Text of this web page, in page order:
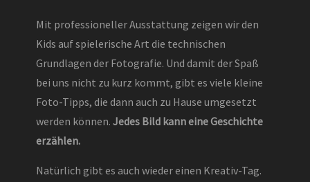
Mit professioneller Ausstattung zeigen wir den
Kids auf spielerische Art die technischen
Grundlagen der Fotografie. Und damit der Spaß
bei uns nicht zu kurz kommt, gibt es viele kleine
Foto-Tipps, die dann auch zu Hause umgesetzt
werden können. Jedes Bild kann eine Geschichte
erzählen.
Natürlich gibt es auch wieder einen Kreativ-Tag.